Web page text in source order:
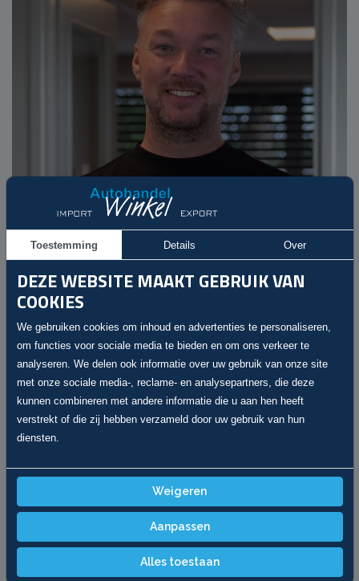
Julius
Inname / Verkoop
Handig
SPECIFICATIES
KILOMETERSTAND
Toestemming Details Over
DEZE WEBSITE MAAKT GEBRUIK VAN
COOKIES
We gebruiken cookies om inhoud en advertenties te personaliseren,
om functies voor sociale media te bieden en om ons verkeer te
analyseren. We delen ook informatie over uw gebruik van onze site
met onze sociale media-, reclame- en analysepartners, die deze
kunnen combineren met andere informatie die u aan hen heeft
verstrekt of die zij hebben verzameld door uw gebruik van hun
diensten.
Weigeren
Aanpassen
Alles toestaan